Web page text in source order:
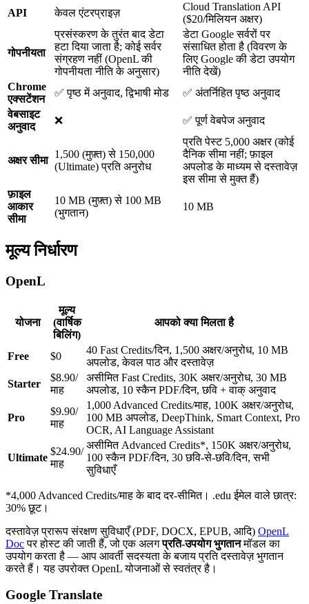
API
केवल एंटरप्राइज़
Cloud Translation API
($20/मिलियन अक्षर)
गोपनीयता
प्रसंस्करण के तुरंत बाद डेटा
हटा दिया जाता है; कोई सर्वर
संग्रहण नहीं (OpenL की
गोपनीयता नीति के अनुसार)
डेटा Google सर्वरों पर
संसाधित होता है (विवरण के
लिए Google की डेटा उपयोग
नीति देखें)
Chrome
एक्सटेंशन
✅ पृष्ठ में अनुवाद, द्विभाषी मोड
✅ अंतर्निहित पृष्ठ अनुवाद
वेबसाइट
अनुवाद
❌ ✅ पूर्ण वेबपेज अनुवाद
अक्षर सीमा
1,500 (मुफ़्त) से 150,000
(Ultimate) प्रति अनुरोध
प्रति पेस्ट 5,000 अक्षर (कोई
दैनिक सीमा नहीं; फ़ाइल
अपलोड के माध्यम से दस्तावेज़
इस सीमा से मुक्त हैं)
फ़ाइल
आकार
सीमा
10 MB (मुफ़्त) से 100 MB
(भुगतान)
10 MB
मूल्य निर्धारण
OpenL
योजना
मूल्य
(वार्षिक
बिलिंग)
आपको क्या मिलता है
Free $0
40 Fast Credits/दिन, 1,500 अक्षर/अनुरोध, 10 MB
अपलोड, केवल पाठ और दस्तावेज़
Starter
$8.90/
माह
असीमित Fast Credits, 30K अक्षर/अनुरोध, 30 MB
अपलोड, 10 स्कैन PDF/दिन, छवि + वाक् अनुवाद
Pro
$9.90/
माह
1,000 Advanced Credits/माह, 100K अक्षर/अनुरोध,
100 MB अपलोड, DeepThink, Smart Context, Pro
OCR, AI Language Assistant
Ultimate
$24.90/
माह
असीमित Advanced Credits*, 150K अक्षर/अनुरोध,
100 स्कैन PDF/दिन, 30 छवि-से-छवि/दिन, सभी
सुविधाएँ
*4,000 Advanced Credits/माह के बाद दर-सीमित। .edu ईमेल वाले छात्र:
30% छूट।
दस्तावेज़ प्रारूप संरक्षण सुविधाएँ (PDF, DOCX, EPUB, आदि) OpenL
Docपर होस्ट की जाती हैं, जो एक अलगप्रति-उपयोग भुगतानमॉडल का
उपयोग करता है — आप आवर्ती सदस्यता के बजाय प्रति दस्तावेज़ भुगतान
करते हैं। यह उपरोक्त OpenL योजनाओं से स्वतंत्र है।
Google Translate